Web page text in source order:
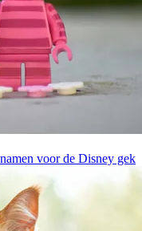
voor de Disney gek